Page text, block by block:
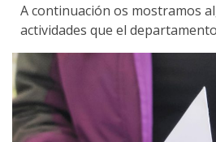
A continuación os mostramos
actividades que el